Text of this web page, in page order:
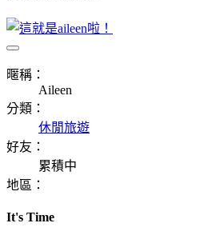
暱稱：
Aileen
分類：
休閒旅遊
好友：
累積中
地區：
It's Time